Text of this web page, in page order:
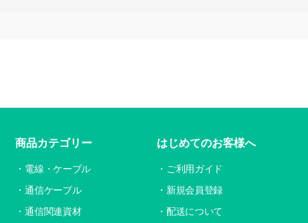
商品カテゴリー
電線・ケーブル
通信ケーブル
通信関連資材
はじめてのお客様へ
ご利用ガイド
新規会員登録
配送について